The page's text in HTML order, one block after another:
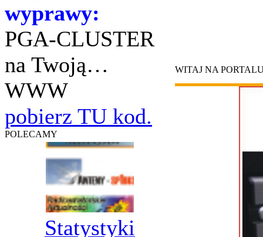
wyprawy:
PGA-CLUSTER
na Twoją…
WWW
pobierz TU kod.
POLECAMY
Statystyki
WITAJ NA